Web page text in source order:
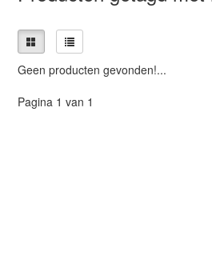
Geen producten gevonden!...
Pagina 1 van 1